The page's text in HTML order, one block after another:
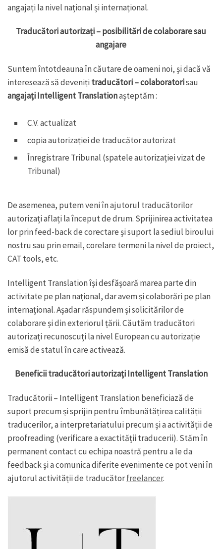
angajați la nivel național și internațional.
Traducători autorizați – posibilitări de colaborare sau
angajare
Suntem întotdeauna în căutare de oameni noi, și dacă vă
interesează să devenițitraducători – colaboratorisau
angajați Intelligent Translationașteptăm :
C.V. actualizat
copia autorizației de traducător autorizat
Înregistrare Tribunal (spatele autorizației vizat de
Tribunal)
De asemenea, putem veni în ajutorul traducătorilor
autorizați aflați la început de drum. Sprijinirea activitatea
lor prin feed-back de corectare și suport la sediul biroului
nostru sau prin email, corelare termeni la nivel de proiect,
CAT tools, etc.
Intelligent Translation își desfășoară marea parte din
activitate pe plan național, dar avem și colaborări pe plan
internațional. Așadar răspundem și solicitărilor de
colaborare și din exteriorul țării. Căutăm traducători
autorizați recunoscuți la nivel European cu autorizație
emisă de statul în care activează.
Beneficii traducători autorizați Intelligent Translation
Traducătorii – Intelligent Translation beneficiază de
suport precum și sprijin pentru îmbunătățirea calității
traducerilor, a interpretariatului precum și a activității de
proofreading (verificare a exactității traducerii). Stăm în
permanent contact cu echipa noastră pentru a le da
feedback și a comunica diferite evenimente ce pot veni în
ajutorul activității de traducătorfreelancer.